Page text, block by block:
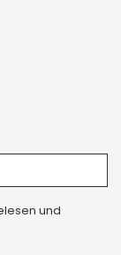
und